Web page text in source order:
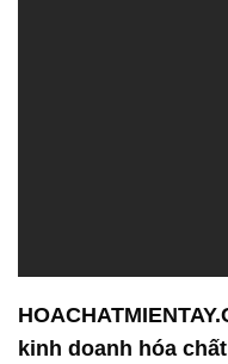
kinh doanh hóa